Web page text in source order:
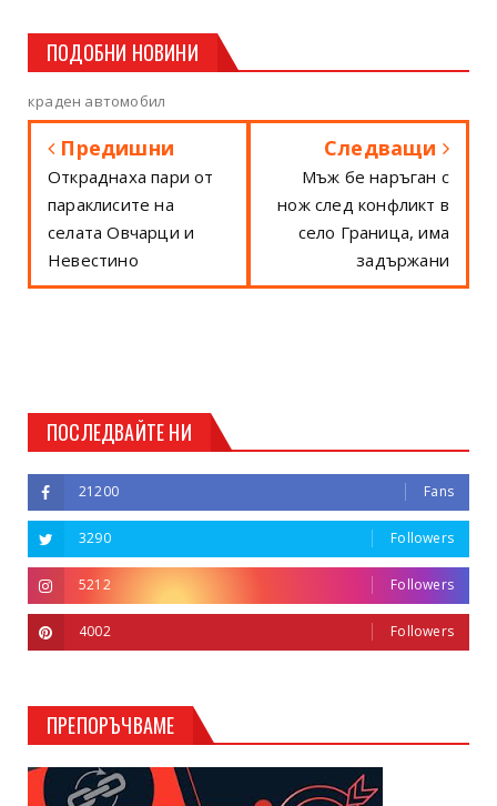
ПОДОБНИ НОВИНИ
краден автомобил
Предишни
Откраднаха пари от
параклисите на
селата Овчарци и
Невестино
Следващи
Мъж бе наръган с
нож след конфликт в
село Граница, има
задържани
ПОСЛЕДВАЙТЕ НИ
21200 Fans
3290 Followers
5212 Followers
4002 Followers
ПРЕПОРЪЧВАМЕ